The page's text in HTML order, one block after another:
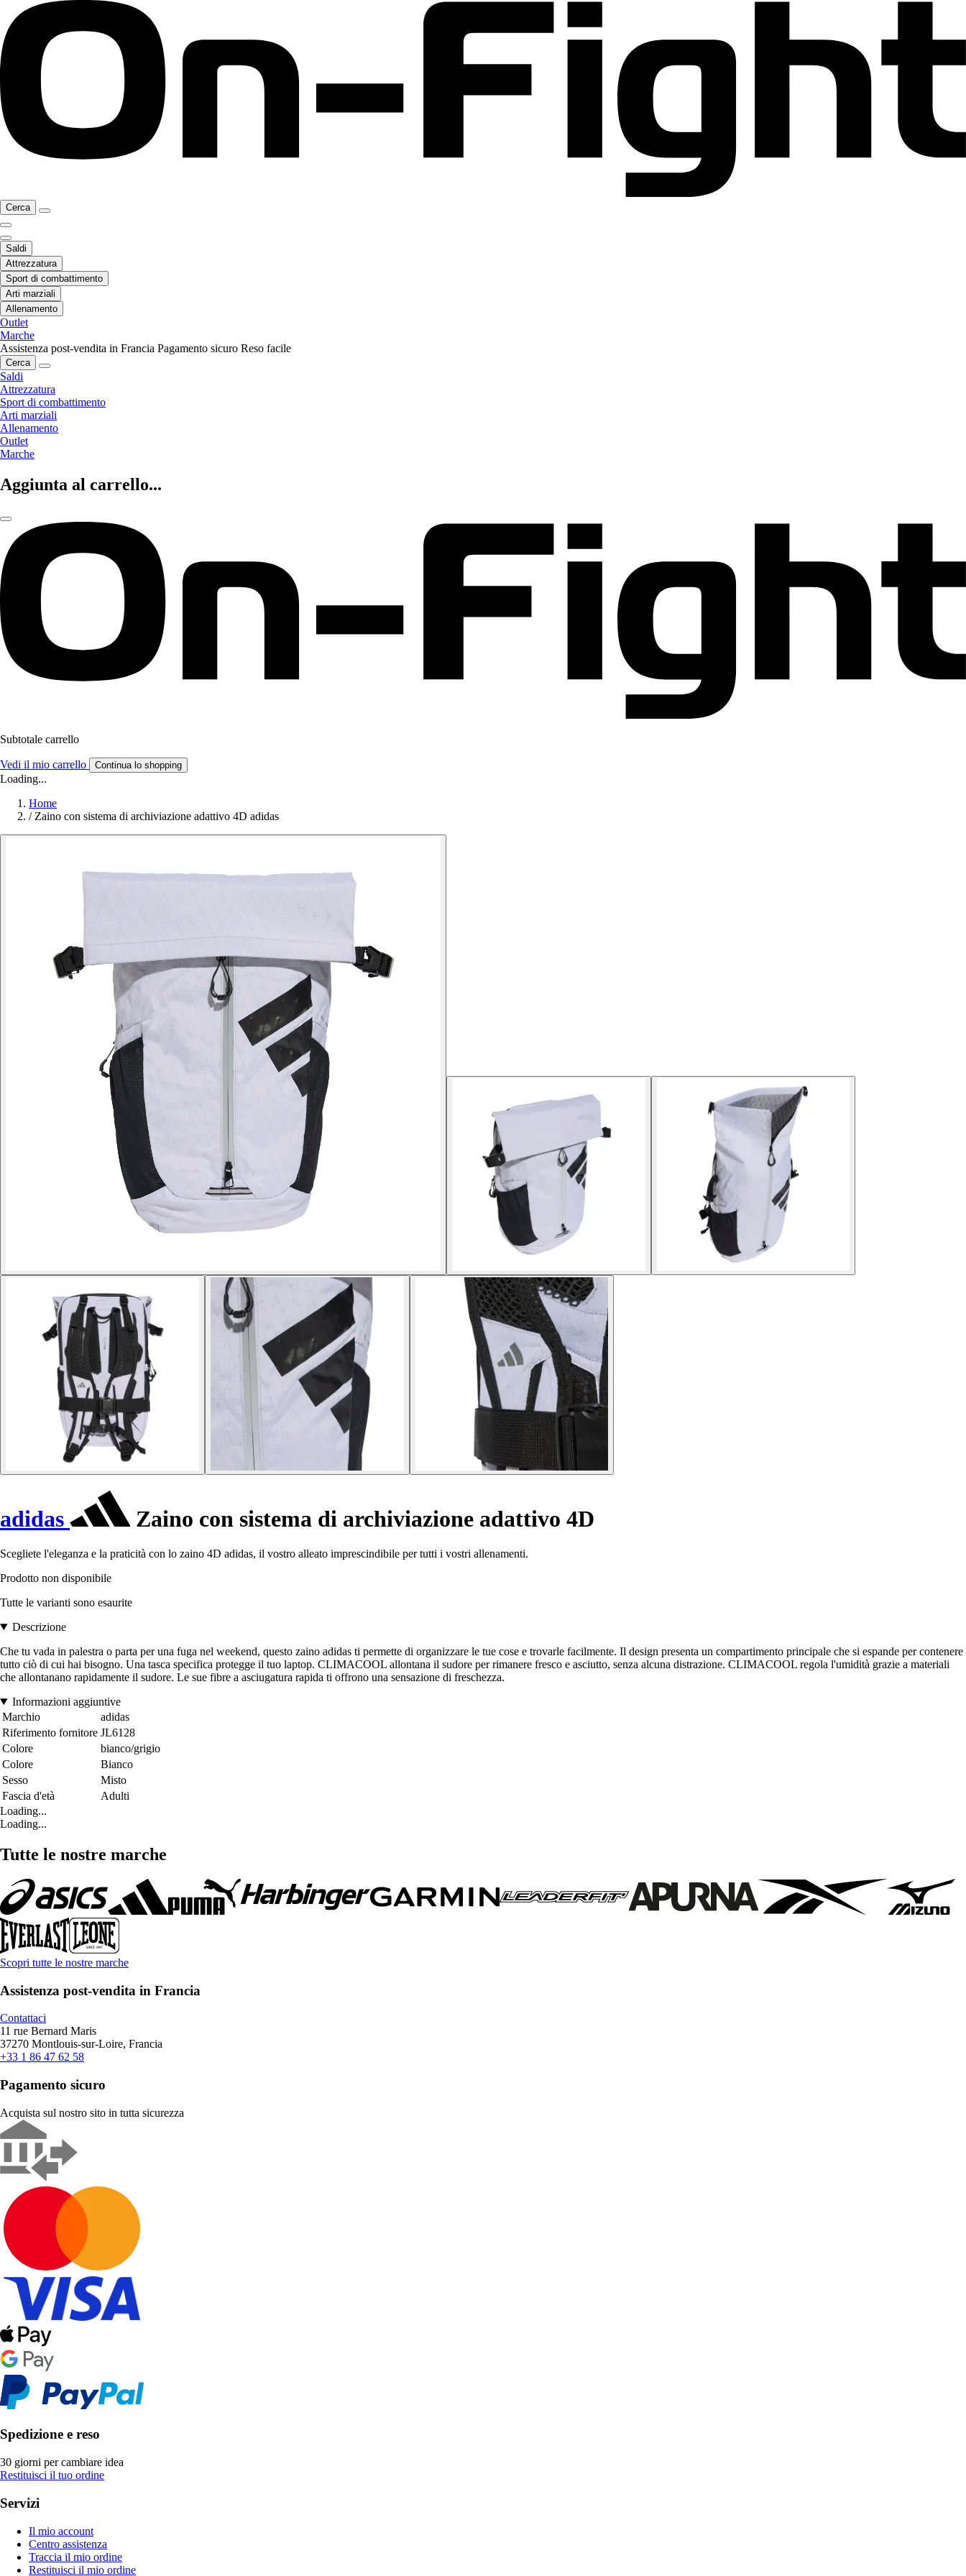
Cerca
Saldi
Attrezzatura
Sport di combattimento
Arti marziali
Allenamento
Outlet
Marche
Assistenza post-vendita in Francia Pagamento sicuro Reso facile
Cerca
Saldi
Attrezzatura
Sport di combattimento
Arti marziali
Allenamento
Outlet
Marche
Aggiunta al carrello...
Subtotale carrello
Vedi il mio carrello Continua lo shopping
Loading...
Home
/ Zaino con sistema di archiviazione adattivo 4D adidas
adidas Zaino con sistema di archiviazione adattivo 4D
Scegliete l'eleganza e la praticità con lo zaino 4D adidas, il vostro alleato imprescindibile per tutti i vostri allenamenti.
Prodotto non disponibile
Tutte le varianti sono esaurite
Descrizione
Che tu vada in palestra o parta per una fuga nel weekend, questo zaino adidas ti permette di organizzare le tue cose e trovarle facilmente. Il design presenta un compartimento principale che si espande per contenere
tutto ciò di cui hai bisogno. Una tasca specifica protegge il tuo laptop. CLIMACOOL allontana il sudore per rimanere fresco e asciutto, senza alcuna distrazione. CLIMACOOL regola l'umidità grazie a materiali
che allontanano rapidamente il sudore. Le sue fibre a asciugatura rapida ti offrono una sensazione di freschezza.
Informazioni aggiuntive
Marchio
adidas
Riferimento fornitore JL6128
Colore
bianco/grigio
Colore
Bianco
Sesso
Misto
Fascia d'età
Adulti
Loading...
Loading...
Tutte le nostre marche
Scopri tutte le nostre marche
Assistenza post-vendita in Francia
Contattaci
11 rue Bernard Maris
37270 Montlouis-sur-Loire, Francia
+33 1 86 47 62 58
Pagamento sicuro
Acquista sul nostro sito in tutta sicurezza
Spedizione e reso
30 giorni per cambiare idea
Restituisci il tuo ordine
Servizi
Il mio account
Centro assistenza
Traccia il mio ordine
Restituisci il mio ordine